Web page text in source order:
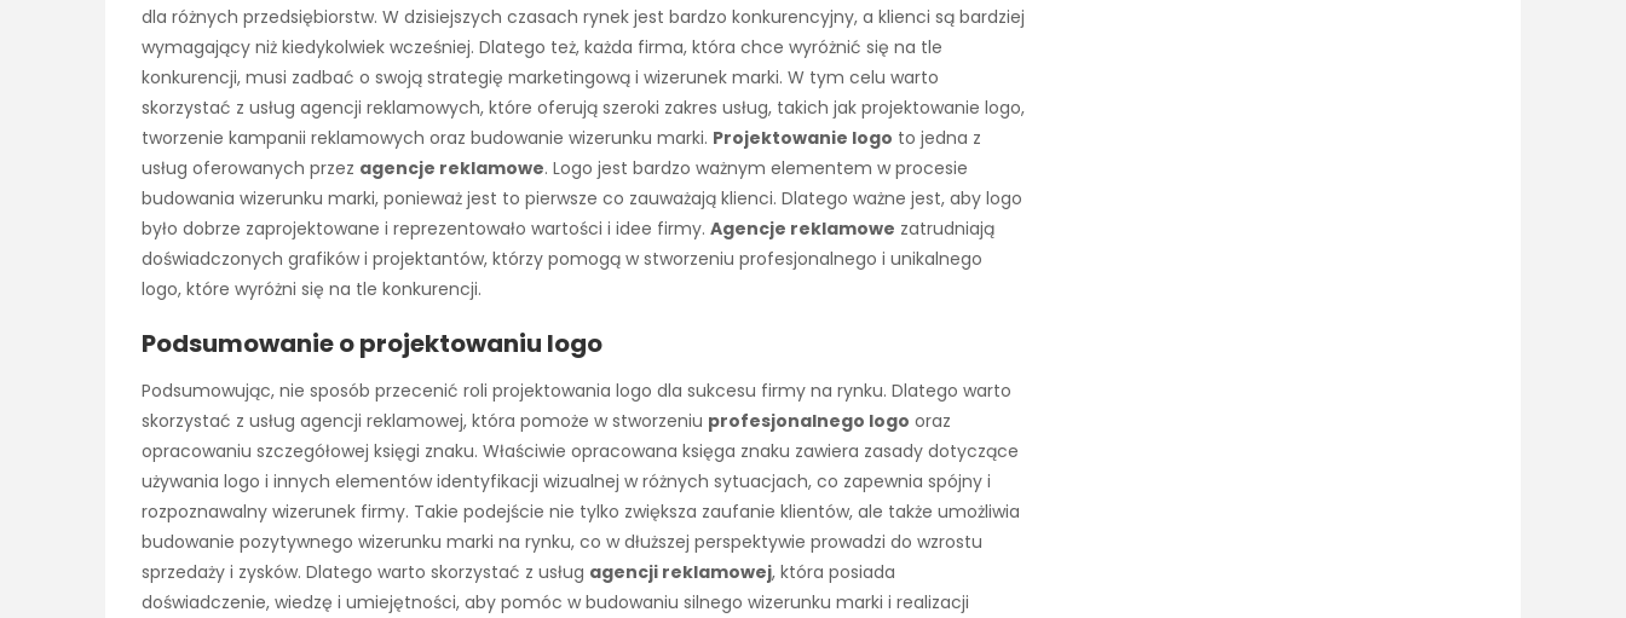
dla różnych przedsiębiorstw. W dzisiejszych czasach rynek jest bardzo konkurencyjny, a klienci są bardziej
wymagający niż kiedykolwiek wcześniej. Dlatego też, każda firma, która chce wyróżnić się na tle
konkurencji, musi zadbać o swoją strategię marketingową i wizerunek marki. W tym celu warto
skorzystać z usług agencji reklamowych, które oferują szeroki zakres usług, takich jak projektowanie logo,
tworzenie kampanii reklamowych oraz budowanie wizerunku marki. Projektowanie logo to jedna z
usług oferowanych przez agencje reklamowe. Logo jest bardzo ważnym elementem w procesie
budowania wizerunku marki, ponieważ jest to pierwsze co zauważają klienci. Dlatego ważne jest, aby logo
było dobrze zaprojektowane i reprezentowało wartości i idee firmy. Agencje reklamowe zatrudniają
doświadczonych grafików i projektantów, którzy pomogą w stworzeniu profesjonalnego i unikalnego
logo, które wyróżni się na tle konkurencji.
Podsumowanie o projektowaniu logo
Podsumowując, nie sposób przecenić roli projektowania logo dla sukcesu firmy na rynku. Dlatego warto
skorzystać z usług agencji reklamowej, która pomoże w stworzeniu profesjonalnego logo oraz
opracowaniu szczegółowej księgi znaku. Właściwie opracowana księga znaku zawiera zasady dotyczące
używania logo i innych elementów identyfikacji wizualnej w różnych sytuacjach, co zapewnia spójny i
rozpoznawalny wizerunek firmy. Takie podejście nie tylko zwiększa zaufanie klientów, ale także umożliwia
budowanie pozytywnego wizerunku marki na rynku, co w dłuższej perspektywie prowadzi do wzrostu
sprzedaży i zysków. Dlatego warto skorzystać z usług agencji reklamowej, która posiada
doświadczenie, wiedzę i umiejętności, aby pomóc w budowaniu silnego wizerunku marki i realizacji